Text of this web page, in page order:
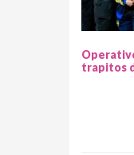
trapitos